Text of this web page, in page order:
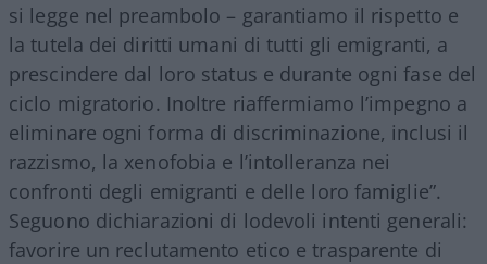
si legge nel preambolo – garantiamo il rispetto e
la tutela dei diritti umani di tutti gli emigranti, a
prescindere dal loro status e durante ogni fase del
ciclo migratorio. Inoltre riaffermiamo l’impegno a
eliminare ogni forma di discriminazione, inclusi il
razzismo, la xenofobia e l’intolleranza nei
confronti degli emigranti e delle loro famiglie”.
Seguono dichiarazioni di lodevoli intenti generali:
favorire un reclutamento etico e trasparente di